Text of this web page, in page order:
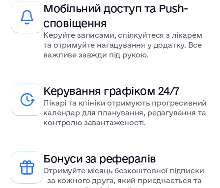
Мобільний доступ та Push-
сповіщення
Керуйте записами, спілкуйтеся з лікарем
та отримуйте нагадування у додатку. Все
важливе завжди під рукою.
Керування графіком 24/7
Лікарі та клініки отримують прогресивний
календар для планування, редагування та
контролю завантаженості.
Бонуси за рефералів
Отримуйте місяць безкоштовної підписки
за кожного друга, який приєднається та